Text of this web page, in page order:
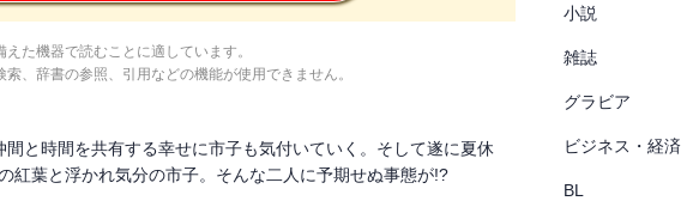
た機器で読むことに適しています。
、辞書の参照、引用などの機能が使用できません。
と時間を共有する幸せに市子も気付いていく。そして遂に夏休
葉と浮かれ気分の市子。そんな二人に予期せぬ事態が!?
小説
雑誌
グラビア
ビジネス・経済
BL